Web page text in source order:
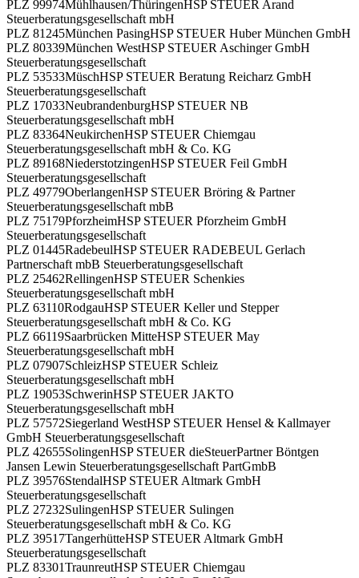
PLZ 99974Mühlhausen/ThüringenHSP STEUER Arand
Steuerberatungsgesellschaft mbH
PLZ 81245München PasingHSP STEUER Huber München GmbH
PLZ 80339München WestHSP STEUER Aschinger GmbH
Steuerberatungsgesellschaft
PLZ 53533MüschHSP STEUER Beratung Reicharz GmbH
Steuerberatungsgesellschaft
PLZ 17033NeubrandenburgHSP STEUER NB
Steuerberatungsgesellschaft mbH
PLZ 83364NeukirchenHSP STEUER Chiemgau
Steuerberatungsgesellschaft mbH & Co. KG
PLZ 89168NiederstotzingenHSP STEUER Feil GmbH
Steuerberatungsgesellschaft
PLZ 49779OberlangenHSP STEUER Bröring & Partner
Steuerberatungsgesellschaft mbB
PLZ 75179PforzheimHSP STEUER Pforzheim GmbH
Steuerberatungsgesellschaft
PLZ 01445RadebeulHSP STEUER RADEBEUL Gerlach
Partnerschaft mbB Steuerberatungsgesellschaft
PLZ 25462RellingenHSP STEUER Schenkies
Steuerberatungsgesellschaft mbH
PLZ 63110RodgauHSP STEUER Keller und Stepper
Steuerberatungsgesellschaft mbH & Co. KG
PLZ 66119Saarbrücken MitteHSP STEUER May
Steuerberatungsgesellschaft mbH
PLZ 07907SchleizHSP STEUER Schleiz
Steuerberatungsgesellschaft mbH
PLZ 19053SchwerinHSP STEUER JAKTO
Steuerberatungsgesellschaft mbH
PLZ 57572Siegerland WestHSP STEUER Hensel & Kallmayer
GmbH Steuerberatungsgesellschaft
PLZ 42655SolingenHSP STEUER dieSteuerPartner Böntgen
Jansen Lewin Steuerberatungsgesellschaft PartGmbB
PLZ 39576StendalHSP STEUER Altmark GmbH
Steuerberatungsgesellschaft
PLZ 27232SulingenHSP STEUER Sulingen
Steuerberatungsgesellschaft mbH & Co. KG
PLZ 39517TangerhütteHSP STEUER Altmark GmbH
Steuerberatungsgesellschaft
PLZ 83301TraunreutHSP STEUER Chiemgau